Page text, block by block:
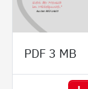
PDF 3 MB